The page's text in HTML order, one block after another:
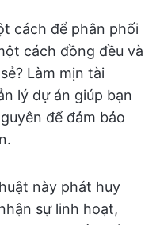
cách để phân phối
cách đồng đều và
Làm mịn tài
lý dự án giúp bạn
để đảm bảo
này phát huy
sự linh hoạt,